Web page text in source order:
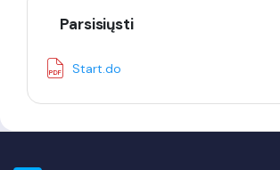
Parsisiųsti
Start.do